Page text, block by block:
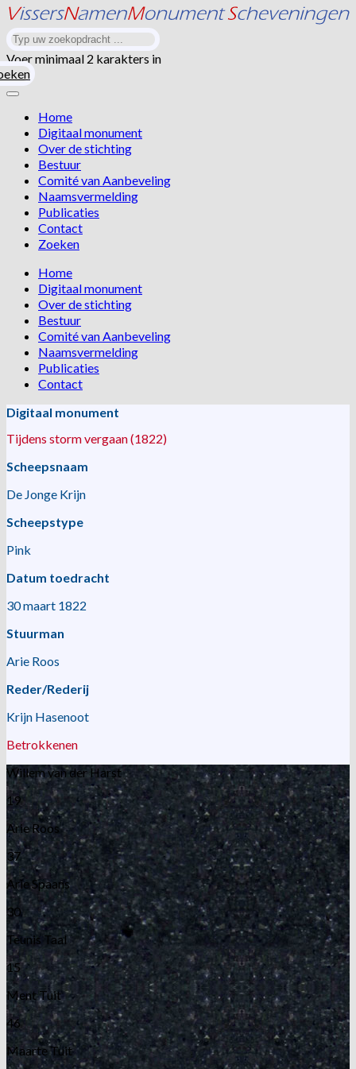
Voer minimaal 2 karakters in
Home
Digitaal monument
Over de stichting
Bestuur
Comité van Aanbeveling
Naamsvermelding
Publicaties
Contact
Zoeken
Home
Digitaal monument
Over de stichting
Bestuur
Comité van Aanbeveling
Naamsvermelding
Publicaties
Contact
Digitaal monument
Tijdens storm vergaan (1822)
Scheepsnaam
De Jonge Krijn
Scheepstype
Pink
Datum toedracht
30 maart 1822
Stuurman
Arie Roos
Reder/Rederij
Krijn Hasenoot
Betrokkenen
Willem van der Harst
19
Arie Roos
37
Arie Spaans
30
Teunis Taal
15
Ment Tuit
46
Maarte Tuit